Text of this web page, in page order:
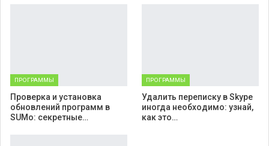
ПРОГРАММЫ
Проверка и установка
обновлений программ в
SUMo: секретные…
ПРОГРАММЫ
Удалить переписку в Skype
иногда необходимо: узнай,
как это…